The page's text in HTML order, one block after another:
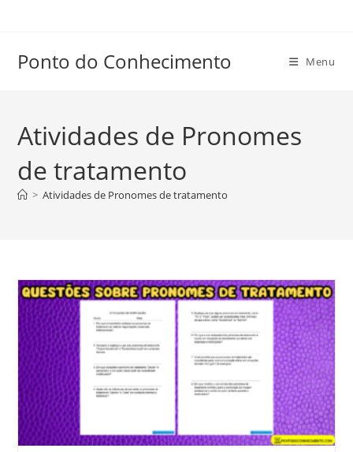
conteúdo
Ponto do Conhecimento Menu
Atividades de Pronomes
de tratamento
> Atividades de Pronomes de tratamento